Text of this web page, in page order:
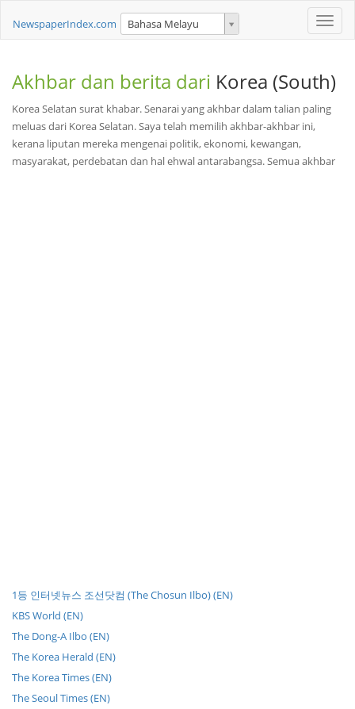
Toggle
NewspaperIndex.com Bahasa Melayu
Akhbar dan berita dari Korea (South)
Korea Selatan surat khabar. Senarai yang akhbar dalam talian paling
meluas dari Korea Selatan. Saya telah memilih akhbar-akhbar ini,
kerana liputan mereka mengenai politik, ekonomi, kewangan,
masyarakat, perdebatan dan hal ehwal antarabangsa. Semua akhbar
1등 인터넷뉴스 조선닷컴 (The Chosun Ilbo) (EN)
KBS World (EN)
The Dong-A Ilbo (EN)
The Korea Herald (EN)
The Korea Times (EN)
The Seoul Times (EN)